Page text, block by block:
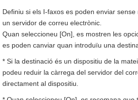
Definiu si els I-faxos es poden enviar
un servidor de correu electrònic.
Quan seleccioneu [On], es mostren les
es poden canviar quan introduïu una
* Si la destinació és un dispositiu de la
podeu reduir la càrrega del servidor del
directament al dispositiu.